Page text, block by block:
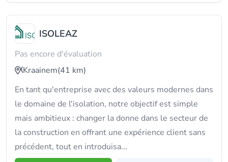
ISOLEAZ
Pas encore d'évaluation
Kraainem(41 km)
En tant qu'entreprise avec des valeurs modernes dans
le domaine de l'isolation, notre objectif est simple
mais ambitieux : changer la donne dans le secteur de
la construction en offrant une expérience client sans
précédent, tout en introduisa...